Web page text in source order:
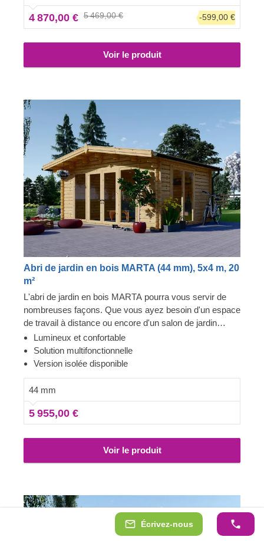
Écrivez-nous
4 870,00 € 5 469,00 € -599,00 €
Voir le produit
Abri de jardin en bois MARTA (44 mm), 5x4 m, 20
m²
L'abri de jardin en bois MARTA pourra vous servir de
nombreuses façons. Que vous ayez besoin d'un espace
de travail à distance ou encore d'un salon de jardin
confortable, les possibilités sont presque illimitées. Vous
rêvez d'un abri de style classique pour votre jardin ?
Alors ne cherchez pas plus loin, ce modèle a tout ce
élégante pour se prélasser à l'ombre à l'extérieur et de
nombreuses grandes fenêtres, assurant un espace
intérieur parfaitement lumineux. Pour votre plus grand
confort, une version isolée de ce modèle est également
disponible.
Lumineux et confortable
Solution multifonctionnelle
Version isolée disponible
44 mm
5 955,00 €
Voir le produit